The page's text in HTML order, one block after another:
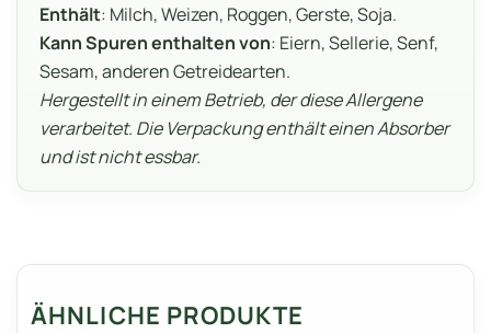
Enthält: Milch, Weizen, Roggen, Gerste, Soja.
Kann Spuren enthalten von: Eiern, Sellerie, Senf,
Sesam, anderen Getreidearten.
Hergestellt in einem Betrieb, der diese Allergene
verarbeitet. Die Verpackung enthält einen Absorber
und ist nicht essbar.
ÄHNLICHE PRODUKTE